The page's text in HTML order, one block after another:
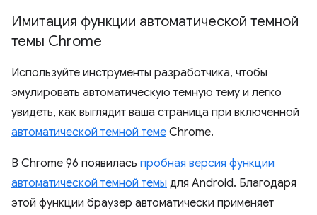
Имитация функции автоматической темной
темы Chrome
Используйте инструменты разработчика, чтобы
эмулировать автоматическую темную тему и легко
увидеть, как выглядит ваша страница при включенной
автоматической темной теме Chrome.
В Chrome 96 появилась пробная версия функции
автоматической темной темы для Android. Благодаря
этой функции браузер автоматически применяет